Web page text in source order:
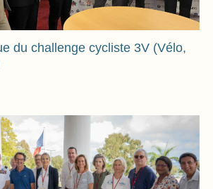
du challenge cycliste 3V (Vélo,